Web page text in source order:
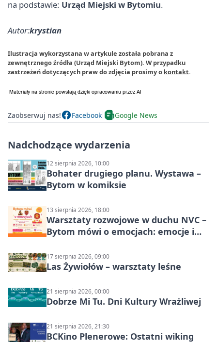
na podstawie: Urząd Miejski w Bytomiu.
Autor:krystian
Ilustracja wykorzystana w artykule została pobrana z
zewnętrznego źródła (Urząd Miejski Bytom). W przypadku
zastrzeżeń dotyczących praw do zdjęcia prosimy o kontakt.
Zaobserwuj nas! Facebook Google News
Nadchodzące wydarzenia
12 sierpnia 2026, 10:00
Bohater drugiego planu. Wystawa –
Bytom w komiksie
13 sierpnia 2026, 18:00
Warsztaty rozwojowe w duchu NVC –
Bytom mówi o emocjach: emocje i
17 sierpnia 2026, 09:00
Las Żywiołów – warsztaty leśne
21 sierpnia 2026, 00:00
Dobrze Mi Tu. Dni Kultury Wrażliwej
21 sierpnia 2026, 21:30
BCKino Plenerowe: Ostatni wiking